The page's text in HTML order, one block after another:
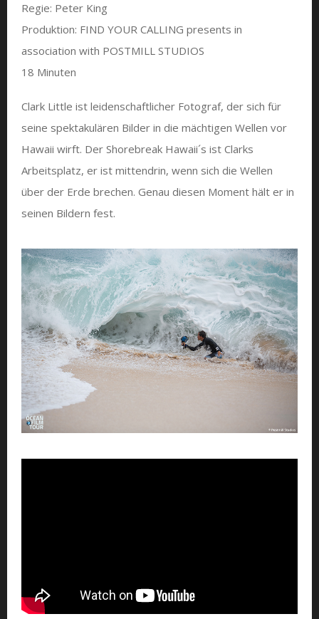
Regie: Peter King
Produktion: FIND YOUR CALLING presents in
association with POSTMILL STUDIOS
18 Minuten
Clark Little ist leidenschaftlicher Fotograf, der sich für
seine spektakulären Bilder in die mächtigen Wellen vor
Hawaii wirft. Der Shorebreak Hawaii´s ist Clarks
Arbeitsplatz, er ist mittendrin, wenn sich die Wellen
über der Erde brechen. Genau diesen Moment hält er in
seinen Bildern fest.